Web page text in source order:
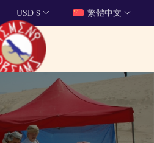
USD $ 繁體中文